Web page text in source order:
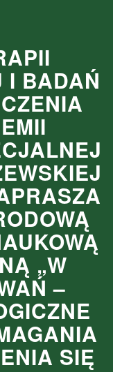
I BADAŃ
„W
–
SIĘ